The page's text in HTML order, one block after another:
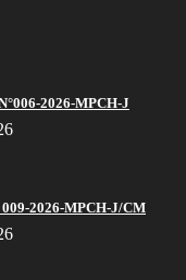
2026-MPCH-J
2026-MPCH-J/CM